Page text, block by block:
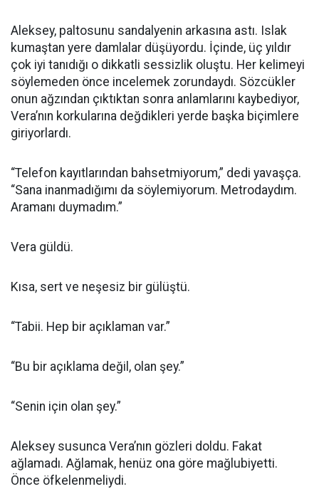
Aleksey, paltosunu sandalyenin arkasına astı. Islak
kumaştan yere damlalar düşüyordu. İçinde, üç yıldır
çok iyi tanıdığı o dikkatli sessizlik oluştu. Her kelimeyi
söylemeden önce incelemek zorundaydı. Sözcükler
onun ağzından çıktıktan sonra anlamlarını kaybediyor,
Vera’nın korkularına değdikleri yerde başka biçimlere
giriyorlardı.
“Telefon kayıtlarından bahsetmiyorum,” dedi yavaşça.
“Sana inanmadığımı da söylemiyorum. Metrodaydım.
Aramanı duymadım.”
Vera güldü.
Kısa, sert ve neşesiz bir gülüştü.
“Tabii. Hep bir açıklaman var.”
“Bu bir açıklama değil, olan şey.”
“Senin için olan şey.”
Aleksey susunca Vera’nın gözleri doldu. Fakat
ağlamadı. Ağlamak, henüz ona göre mağlubiyetti.
Önce öfkelenmeliydi.